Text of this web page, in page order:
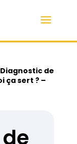
Diagnostic de
ça sert ? –